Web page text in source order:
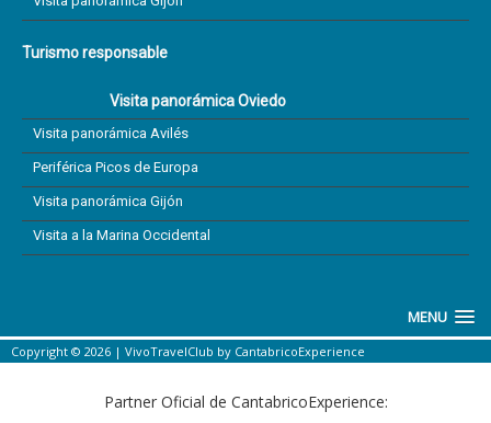
Turismo responsable
Visita panorámica Oviedo
Visita panorámica Avilés
Periférica Picos de Europa
Visita panorámica Gijón
Visita a la Marina Occidental
MENU
Copyright © 2026 | VivoTravelClub by CantabricoExperience
Partner Oficial de CantabricoExperience: